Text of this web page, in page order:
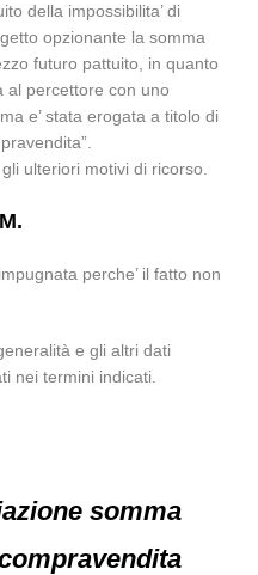
della impossibilita’ di
opzionante la somma
futuro pattuito, in quanto
al percettore con uno
e’ stata erogata a titolo di
ulteriori motivi di ricorso.
perche’ il fatto non
e gli altri dati
nei termini indicati.
somma